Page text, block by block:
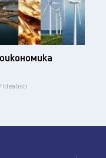
Idealisti